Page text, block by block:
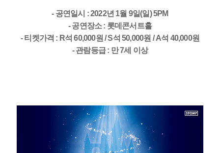
- 공연일시 : 2022년 1월 9일(일) 5PM
- 공연장소 : 롯데콘서트홀
- 티켓가격 : R석 60,000원 / S석 50,000원 / A석 40,000원
- 관람등급 : 만 7세 이상